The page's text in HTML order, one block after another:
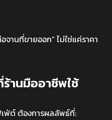
านที่ขายออก” ไม่ใช่แค่ราคา
านมืออาชีพใช้
ฟ่ต์ ต้องการผลลัพธ์ที่: